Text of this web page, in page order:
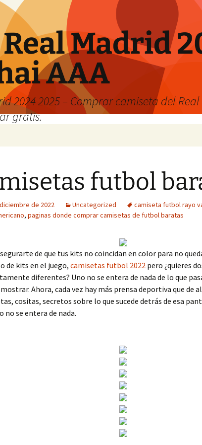
Madrid
AAA
2024 2025 – Comprar camiseta del
gratis.
futbol
de 2022 Uncategorized camiseta futbol rayo
, paginas donde comprar camisetas de futbol baratas
de que tus kits no coincidan en color para no
de kits en el juego,camisetas futbol 2022 pero ¿quieres
diferentes? Uno no se entera de nada de lo que
Ahora, cada vez hay más prensa deportiva que de
cositas, secretos sobre lo que sucede detrás de esa
no se entera de nada.